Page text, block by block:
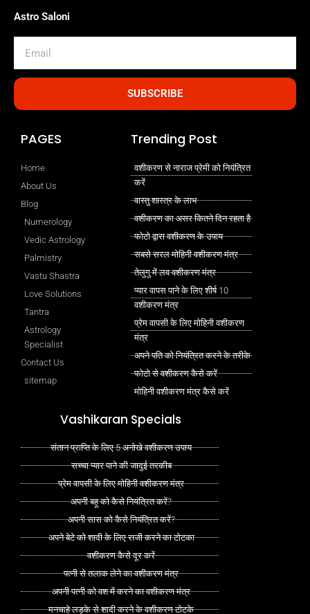
Astro Saloni
SUBSCRIBE
PAGES
Home
About Us
Blog
Numerology
Vedic Astrology
Palmistry
Vastu Shastra
Love Solutions
Tantra
Astrology
Specialist
Contact Us
sitemap
Trending Post
वशीकरण से नाराज प्रेमी को नियंत्रित
करें
वास्तु शास्त्र के लाभ
वशीकरण का असर कितने दिन रहता है
फोटो द्वारा वशीकरण के उपाय
सबसे सरल मोहिनी वशीकरण मंत्र
तेलुगु में लव वशीकरण मंत्र
प्यार वापस पाने के लिए शीर्ष 10
वशीकरण मंत्र
प्रेम वापसी के लिए मोहिनी वशीकरण
मंत्र
अपने पति को नियंत्रित करने के तरीके
फोटो से वशीकरण कैसे करें
मोहिनी वशीकरण मंत्र कैसे करें
Vashikaran Specials
संतान प्राप्ति के लिए 5 अनोखे वशीकरण उपाय
सच्चा प्यार पाने की जादुई तरकीब
प्रेम वापसी के लिए मोहिनी वशीकरण मंत्र
अपनी बहू को कैसे नियंत्रित करें?
अपनी सास को कैसे नियंत्रित करें?
अपने बेटे को शादी के लिए राजी करने का टोटका
वशीकरण कैसे दूर करें
पत्नी से तलाक लेने का वशीकरण मंत्र
अपनी पत्नी को वश में करने का वशीकरण मंत्र
मनचाहे लड़के से शादी करने के वशीकरण टोटके